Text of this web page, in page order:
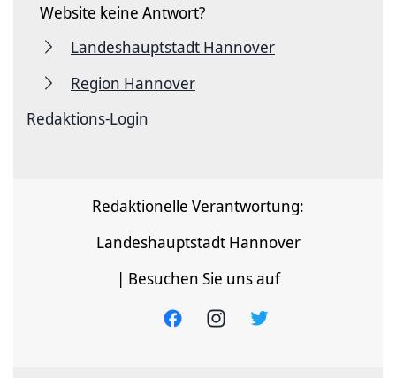
Website keine Antwort?
Landeshauptstadt Hannover
Region Hannover
Redaktions-Login
Redaktionelle Verantwortung:
Landeshauptstadt Hannover
| Besuchen Sie uns auf